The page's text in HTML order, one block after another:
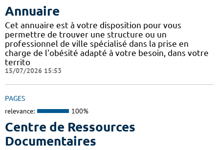
Annuaire
Cet annuaire est à votre disposition pour vous
permettre de trouver une structure ou un
professionnel de ville spécialisé dans la prise en
charge de l'obésité adapté à votre besoin, dans votre
territo
15/07/2026 15:53
PAGES
relevance: 100%
Centre de Ressources
Documentaires